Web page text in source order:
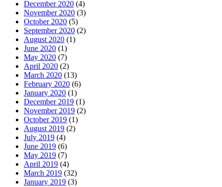
December 2020 (4)
November 2020 (3)
October 2020 (5)
September 2020 (2)
August 2020 (1)
June 2020 (1)
May 2020 (7)
April 2020 (2)
March 2020 (13)
February 2020 (6)
January 2020 (1)
December 2019 (1)
November 2019 (2)
October 2019 (1)
August 2019 (2)
July 2019 (4)
June 2019 (6)
May 2019 (7)
April 2019 (4)
March 2019 (32)
January 2019 (3)